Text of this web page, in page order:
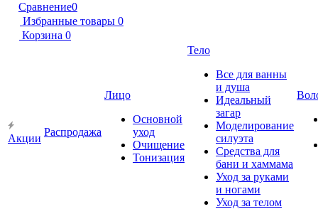
Сравнение0
Избранные товары 0
Корзина 0
Акции
Распродажа
Лицо
Основной
уход
Очищение
Тонизация
Тело
Все для ванны
и душа
Идеальный
загар
Моделирование
силуэта
Средства для
бани и хаммама
Уход за руками
и ногами
Уход за телом